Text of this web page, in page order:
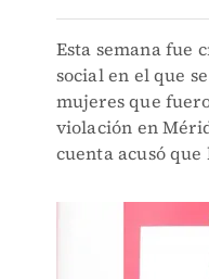
Esta semana fue
social en el que
mujeres que
violación en
cuenta acusó